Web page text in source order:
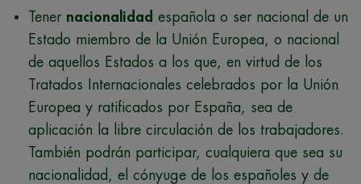
Tener nacionalidad española o ser nacional de un
Estado miembro de la Unión Europea, o nacional
de aquellos Estados a los que, en virtud de los
Tratados Internacionales celebrados por la Unión
Europea y ratificados por España, sea de
aplicación la libre circulación de los trabajadores.
También podrán participar, cualquiera que sea su
nacionalidad, el cónyuge de los españoles y de